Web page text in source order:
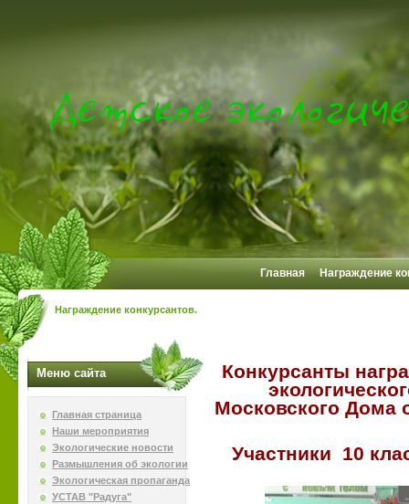
Главная Награждение
Награждение конкурсантов.
Меню сайта
Главная страница
Наши мероприятия
Экологические новости
Размышления об экологии
Экологическая пропаганда
УСТАВ "Радуга"
Конкурсанты
Московского Дома
Участники 10